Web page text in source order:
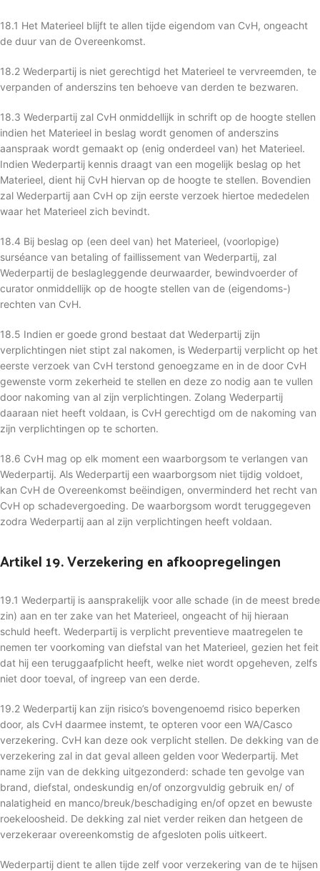
18.1 Het Materieel blijft te allen tijde eigendom van CvH, ongeacht
de duur van de Overeenkomst.
18.2 Wederpartij is niet gerechtigd het Materieel te vervreemden, te
verpanden of anderszins ten behoeve van derden te bezwaren.
18.3 Wederpartij zal CvH onmiddellijk in schrift op de hoogte stellen
indien het Materieel in beslag wordt genomen of anderszins
aanspraak wordt gemaakt op (enig onderdeel van) het Materieel.
Indien Wederpartij kennis draagt van een mogelijk beslag op het
Materieel, dient hij CvH hiervan op de hoogte te stellen. Bovendien
zal Wederpartij aan CvH op zijn eerste verzoek hiertoe mededelen
waar het Materieel zich bevindt.
18.4 Bij beslag op (een deel van) het Materieel, (voorlopige)
surséance van betaling of faillissement van Wederpartij, zal
Wederpartij de beslagleggende deurwaarder, bewindvoerder of
curator onmiddellijk op de hoogte stellen van de (eigendoms-)
rechten van CvH.
18.5 Indien er goede grond bestaat dat Wederpartij zijn
verplichtingen niet stipt zal nakomen, is Wederpartij verplicht op het
eerste verzoek van CvH terstond genoegzame en in de door CvH
gewenste vorm zekerheid te stellen en deze zo nodig aan te vullen
door nakoming van al zijn verplichtingen. Zolang Wederpartij
daaraan niet heeft voldaan, is CvH gerechtigd om de nakoming van
zijn verplichtingen op te schorten.
18.6 CvH mag op elk moment een waarborgsom te verlangen van
Wederpartij. Als Wederpartij een waarborgsom niet tijdig voldoet,
kan CvH de Overeenkomst beëindigen, onverminderd het recht van
CvH op schadevergoeding. De waarborgsom wordt teruggegeven
zodra Wederpartij aan al zijn verplichtingen heeft voldaan.
Artikel 19. Verzekering en afkoopregelingen
19.1 Wederpartij is aansprakelijk voor alle schade (in de meest brede
zin) aan en ter zake van het Materieel, ongeacht of hij hieraan
schuld heeft. Wederpartij is verplicht preventieve maatregelen te
nemen ter voorkoming van diefstal van het Materieel, gezien het feit
dat hij een teruggaafplicht heeft, welke niet wordt opgeheven, zelfs
niet door toeval, of ingreep van een derde.
19.2 Wederpartij kan zijn risico’s bovengenoemd risico beperken
door, als CvH daarmee instemt, te opteren voor een WA/Casco
verzekering. CvH kan deze ook verplicht stellen. De dekking van de
verzekering zal in dat geval alleen gelden voor Wederpartij. Met
name zijn van de dekking uitgezonderd: schade ten gevolge van
brand, diefstal, ondeskundig en/of onzorgvuldig gebruik en/ of
nalatigheid en manco/breuk/beschadiging en/of opzet en bewuste
roekeloosheid. De dekking zal niet verder reiken dan hetgeen de
verzekeraar overeenkomstig de afgesloten polis uitkeert.
Wederpartij dient te allen tijde zelf voor verzekering van de te hijsen